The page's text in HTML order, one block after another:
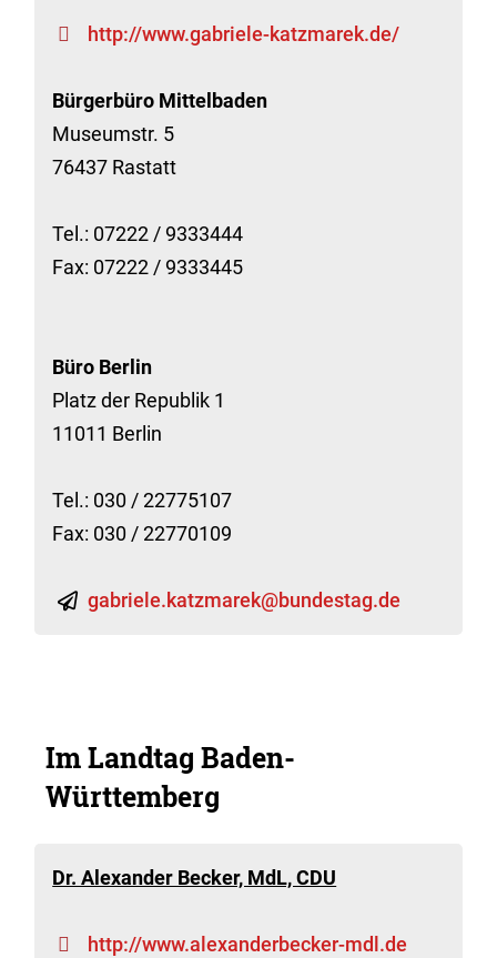
http://www.gabriele-katzmarek.de/
Bürgerbüro Mittelbaden
Museumstr. 5
76437 Rastatt
Tel.: 07222 / 9333444
Fax: 07222 / 9333445
Büro Berlin
Platz der Republik 1
11011 Berlin
Tel.: 030 / 22775107
Fax: 030 / 22770109
gabriele.katzmarek@bundestag.de
Im Landtag Baden-
Württemberg
Dr. Alexander Becker, MdL, CDU
http://www.alexanderbecker-mdl.de